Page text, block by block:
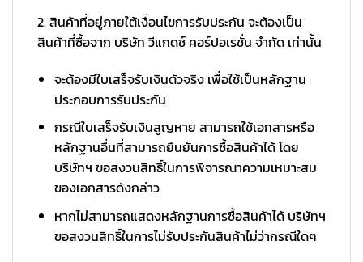
2. สินค้าที่อยู่ภายใต้เงื่อนไขการรับประกัน จะต้องเป็น
สินค้าที่ซื้อจาก บริษัท วีแกดซ์ คอร์ปอเรชั่น จำกัด เท่านั้น
จะต้องมีใบเสร็จรับเงินตัวจริง เพื่อใช้เป็นหลักฐาน
ประกอบการรับประกัน
กรณีใบเสร็จรับเงินสูญหาย สามารถใช้เอกสารหรือ
หลักฐานอื่นที่สามารถยืนยันการซื้อสินค้าได้ โดย
บริษัทฯ ขอสงวนสิทธิ์ในการพิจารณาความเหมาะสม
ของเอกสารดังกล่าว
หากไม่สามารถแสดงหลักฐานการซื้อสินค้าได้ บริษัทฯ
ขอสงวนสิทธิ์ในการไม่รับประกันสินค้าไม่ว่ากรณีใดๆ